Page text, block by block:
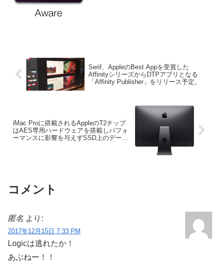
Serif、AppleのBest Appを受賞した
AffinityシリーズからDTPアプリとなる
「Affinity Publisher」をリリース予定。
iMac Proに搭載されるAppleのT2チップ
はAES専用ハードウェアを搭載しパフォ
ーマンスに影響を与えずSSD上のデータ
コメント
匿名 より:
2017年12月15日 7:33 PM
Logicは逃れたか！
あぶねー！！